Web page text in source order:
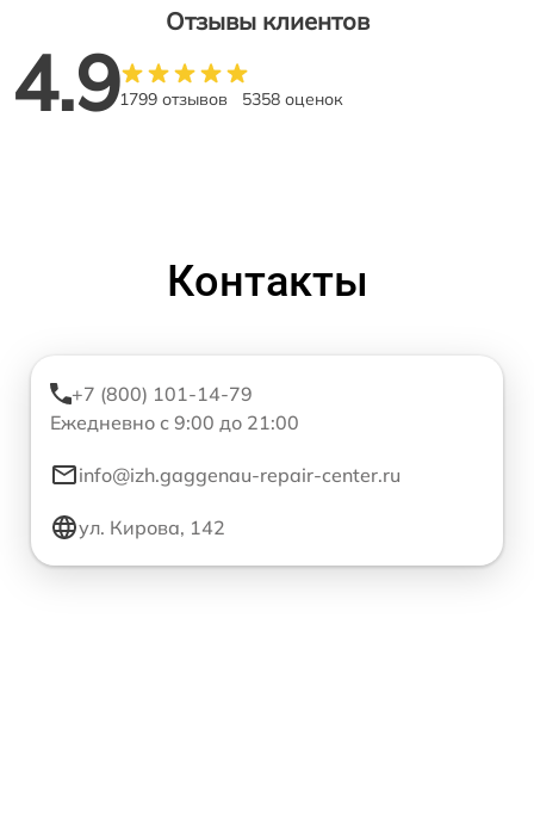
Отзывы клиентов
4.91799 отзывов 5358 оценок
Контакты
+7 (800) 101-14-79
Ежедневно с 9:00 до 21:00
info@izh.gaggenau-repair-center.ru
ул. Кирова, 142